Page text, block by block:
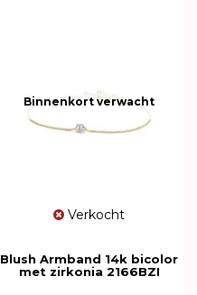
Binnenkort verwacht
Verkocht
Blush Armband 14k bicolor
met zirkonia 2166BZI